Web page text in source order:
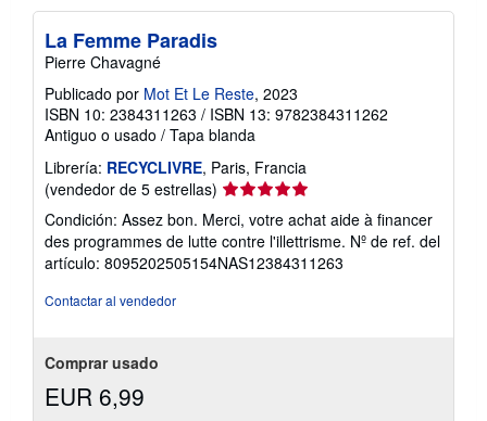
La Femme Paradis
Pierre Chavagné
Publicado por Mot Et Le Reste, 2023
ISBN 10: 2384311263 / ISBN 13: 9782384311262
Antiguo o usado / Tapa blanda
Librería: RECYCLIVRE, Paris, Francia
(vendedor de 5 estrellas) Calificación
del
vendedor:
5
de
Condición: Assez bon. Merci, votre achat aide à financer
des programmes de lutte contre l'illettrisme. Nº de ref. del
artículo: 8095202505154NAS12384311263
Contactar al vendedor
Comprar usado
EUR 6,99